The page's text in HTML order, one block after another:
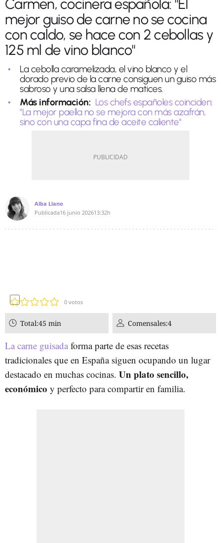
Carmen, cocinera española: "El
mejor guiso de carne no se cocina
con caldo, se hace con 2 cebollas y
125 ml de vino blanco"
La cebolla caramelizada, el vino blanco y el
dorado previo de la carne consiguen un guiso más
sabroso y una salsa llena de matices.
Más información: Los chefs españoles coinciden:
"La mejor paella no se mejora con más azafrán,
sino con una capa fina de aceite caliente"
Alba Llano
Publicada16 junio 202613:32h
0 votos
Total:45 min Comensales:4
La carne guisada forma parte de esas recetas
tradicionales que en España siguen ocupando un lugar
destacado en muchas cocinas. Un plato sencillo,
económico y perfecto para compartir en familia.